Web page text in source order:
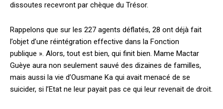
dissoutes recevront par chèque du Trésor.
Rappelons que sur les 227 agents déflatés, 28 ont déjà fait
l’objet d’une réintégration effective dans la Fonction
publique ». Alors, tout est bien, qui finit bien. Mame Mactar
Guèye aura non seulement sauvé des dizaines de familles,
mais aussi la vie d’Ousmane Ka qui avait menacé de se
suicider, si l’Etat ne leur payait pas ce qui leur revenait de droit.